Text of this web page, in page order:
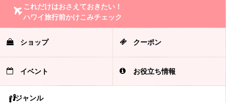
これだけはおさえておきたい！
ハワイ旅行前かけこみチェック
ショップ クーポン
イベント お役立ち情報
ジャンル